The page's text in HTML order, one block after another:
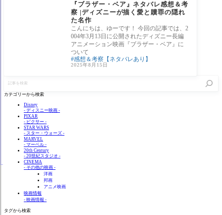
『ブラザー・ベア』ネタバレ感想＆考
察 |ディズニーが描く愛と贖罪の隠れ
た名作
こんにちは、ゆーです！ 今回の記事では、2
004年3月13日に公開されたディズニー長編
アニメーション映画『ブラザー・ベア』に
ついて
感想＆考察【ネタバレあり】
2025年8月15日
を
検
カテゴリーから検索
Disney
- ディスニー映画 -
PIXAR
- ピクサー -
STAR WARS
- スター・ウォーズ -
MARVEL
- マーベル -
20th Century
- 20世紀スタジオ -
CINEMA
- その他の映画 -
洋画
邦画
アニメ映画
映画情報
- 映画情報 -
タグから検索